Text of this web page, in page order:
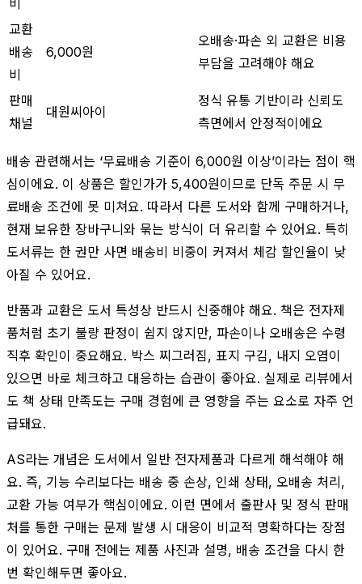
교환
배송
비
6,000원
오배송·파손 외 교환은 비용
부담을 고려해야 해요
판매
채널
대원씨아이
정식 유통 기반이라 신뢰도
측면에서 안정적이에요
배송 관련해서는 ‘무료배송 기준이 6,000원 이상’이라는 점이 핵
심이에요. 이 상품은 할인가가 5,400원이므로 단독 주문 시 무
료배송 조건에 못 미쳐요. 따라서 다른 도서와 함께 구매하거나,
현재 보유한 장바구니와 묶는 방식이 더 유리할 수 있어요. 특히
도서류는 한 권만 사면 배송비 비중이 커져서 체감 할인율이 낮
아질 수 있어요.
반품과 교환은 도서 특성상 반드시 신중해야 해요. 책은 전자제
품처럼 초기 불량 판정이 쉽지 않지만, 파손이나 오배송은 수령
직후 확인이 중요해요. 박스 찌그러짐, 표지 구김, 내지 오염이
있으면 바로 체크하고 대응하는 습관이 좋아요. 실제로 리뷰에서
도 책 상태 만족도는 구매 경험에 큰 영향을 주는 요소로 자주 언
급돼요.
AS라는 개념은 도서에서 일반 전자제품과 다르게 해석해야 해
요. 즉, 기능 수리보다는 배송 중 손상, 인쇄 상태, 오배송 처리,
교환 가능 여부가 핵심이에요. 이런 면에서 출판사 및 정식 판매
처를 통한 구매는 문제 발생 시 대응이 비교적 명확하다는 장점
이 있어요. 구매 전에는 제품 사진과 설명, 배송 조건을 다시 한
번 확인해두면 좋아요.